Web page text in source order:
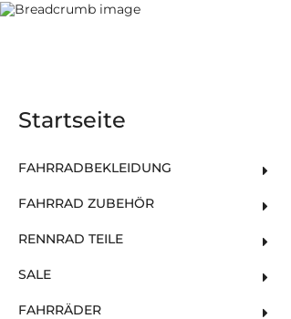
Startseite
FAHRRADBEKLEIDUNG
FAHRRAD ZUBEHÖR
RENNRAD TEILE
SALE
FAHRRÄDER